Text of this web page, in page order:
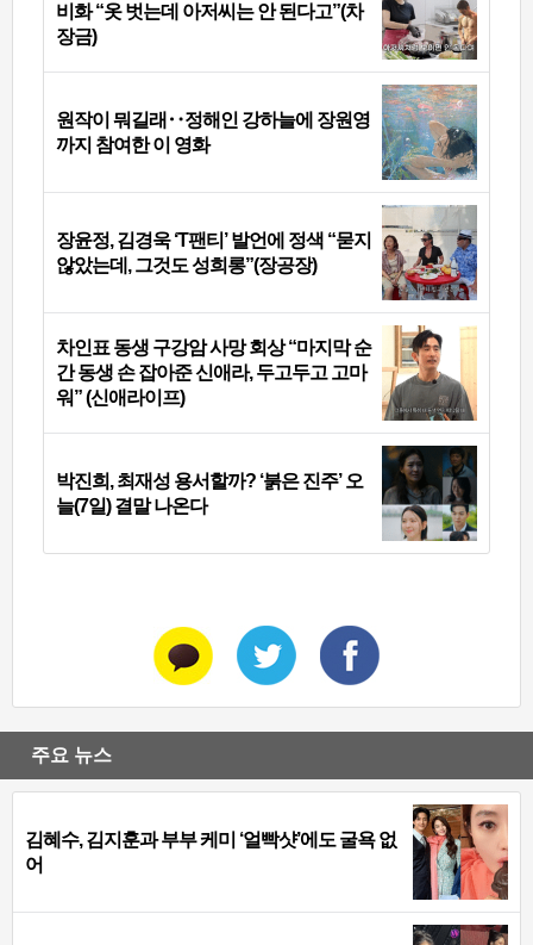
비화 “옷 벗는데 아저씨는 안 된다고”(차
장금)
원작이 뭐길래‥정해인 강하늘에 장원영
까지 참여한 이 영화
장윤정, 김경욱 ‘T팬티’ 발언에 정색 “묻지
않았는데, 그것도 성희롱”(장공장)
차인표 동생 구강암 사망 회상 “마지막 순
간 동생 손 잡아준 신애라, 두고두고 고마
워” (신애라이프)
박진희, 최재성 용서할까? ‘붉은 진주’ 오
늘(7일) 결말 나온다
주요 뉴스
김혜수, 김지훈과 부부 케미 ‘얼빡샷’에도 굴욕 없
어